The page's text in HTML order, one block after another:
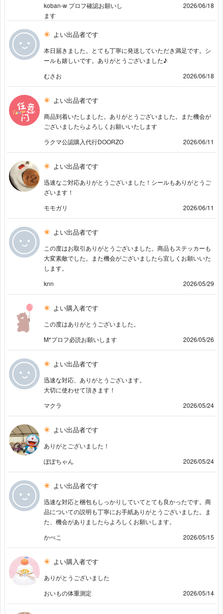
koban-w プロフ確認お願いし
ます
2026/06/18
よい出品者です
本日届きました。とても丁寧に発送していただき満足です。シ
ールも嬉しいです。ありがとうございました♪
むさお
2026/06/18
よい出品者です
商品到着いたしました。ありがとうございました。また機会が
ございましたらよろしくお願いいたします
ラクマ公認購入代行DOORZO
2026/06/11
よい出品者です
迅速なご対応ありがとうございました！シールもありがとうご
ざいます！
モモガリ
2026/06/11
よい出品者です
この度はお取引ありがとうございました。商品もステッカーも
大変素敵でした。また機会がございましたら宜しくお願いいた
します。
knn
2026/05/29
よい購入者です
この度はありがとうございました。
M*プロフ必読お願いします
2026/05/26
よい出品者です
迅速な対応、ありがとうございます。
大切に使わせて頂きます！
マクラ
2026/05/24
よい出品者です
ありがとございました！
ぽぽちゃん
2026/05/24
よい出品者です
迅速な対応と梱包もしっかりしていてとても良かったです。商
品についての説明も丁寧にお手紙ありがとうございました。ま
た、機会がありましたらよろしくお願いします。
かぺこ
2026/05/15
よい購入者です
ありがとうございました
おいもの体重測定
2026/05/14